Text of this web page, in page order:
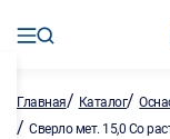
Главная/ Каталог/
/ Сверло мет. 15,0 Co